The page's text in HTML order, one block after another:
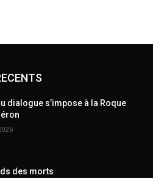
dialogue s’impose à la Roque
des morts